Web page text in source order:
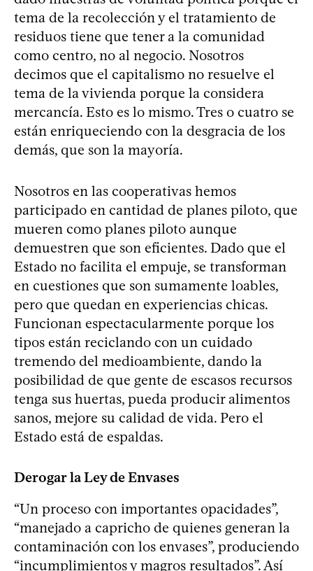
tema de la recolección y el tratamiento de
residuos tiene que tener a la comunidad
como centro, no al negocio. Nosotros
decimos que el capitalismo no resuelve el
tema de la vivienda porque la considera
mercancía. Esto es lo mismo. Tres o cuatro se
están enriqueciendo con la desgracia de los
demás, que son la mayoría.
Nosotros en las cooperativas hemos
participado en cantidad de planes piloto, que
mueren como planes piloto aunque
demuestren que son eficientes. Dado que el
Estado no facilita el empuje, se transforman
en cuestiones que son sumamente loables,
pero que quedan en experiencias chicas.
Funcionan espectacularmente porque los
tipos están reciclando con un cuidado
tremendo del medioambiente, dando la
posibilidad de que gente de escasos recursos
tenga sus huertas, pueda producir alimentos
sanos, mejore su calidad de vida. Pero el
Estado está de espaldas.
Derogar la Ley de Envases
“Un proceso con importantes opacidades”,
“manejado a capricho de quienes generan la
contaminación con los envases”, produciendo
“incumplimientos y magros resultados”. Así